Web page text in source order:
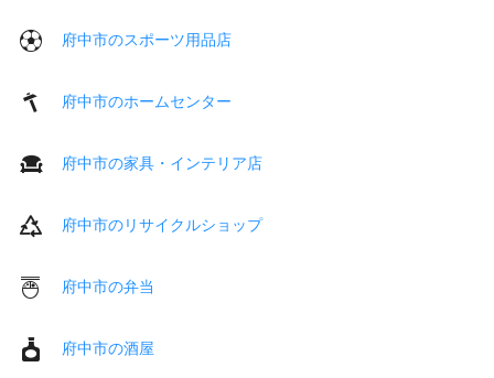
府中市のスポーツ用品店
府中市のホームセンター
府中市の家具・インテリア店
府中市のリサイクルショップ
府中市の弁当
府中市の酒屋